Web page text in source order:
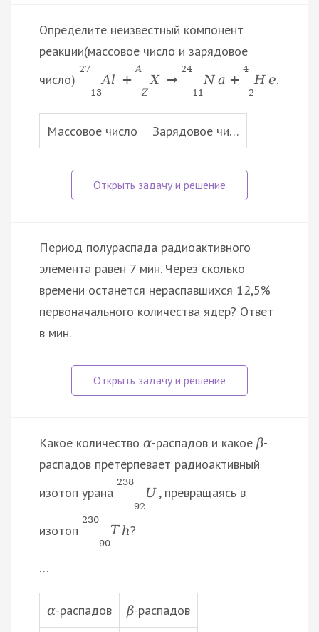
Определите неизвестный компонент
реакции(массовое число и зарядовое
число)
27
13
Al +
A
Z
X →
24
11
Na +
4
2
He.
Массовое число Зарядовое чи…
Период полураспада радиоактивного
элемента равен 7 мин. Через сколько
времени останется нераспавшихся 12,5%
первоначального количества ядер? Ответ
в мин.
Какое количество α-распадов и какое β-
распадов претерпевает радиоактивный
изотоп урана
238
92
U , превращаясь в
изотоп
230
90
T h?
…
α-распадов β-распадов